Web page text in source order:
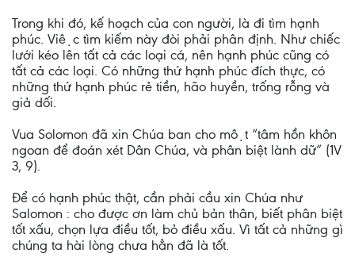
Trong khi đó, kế hoạch của con người, là đi tìm hạnh
phúc. Việc tìm kiếm này đòi phải phân định. Như chiếc
lưới kéo lên tất cả các loại cá, nên hạnh phúc cũng có
tất cả các loại. Có những thứ hạnh phúc đích thực, có
những thứ hạnh phúc rẻ tiền, hão huyền, trống rỗng và
giả dối.
Vua Solomon đã xin Chúa ban cho một “tâm hồn khôn
ngoan để đoán xét Dân Chúa, và phân biệt lành dữ” (1V
3, 9).
Để có hạnh phúc thật, cần phải cầu xin Chúa như
Salomon : cho được ơn làm chủ bản thân, biết phân biệt
tốt xấu, chọn lựa điều tốt, bỏ điều xấu. Vì tất cả những gì
chúng ta hài lòng chưa hẳn đã là tốt.